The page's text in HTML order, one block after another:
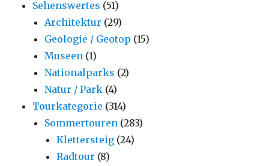
Sehenswertes (51)
Architektur (29)
Geologie / Geotop (15)
Museen (1)
Nationalparks (2)
Natur / Park (4)
Tourkategorie (314)
Sommertouren (283)
Klettersteig (24)
Radtour (8)